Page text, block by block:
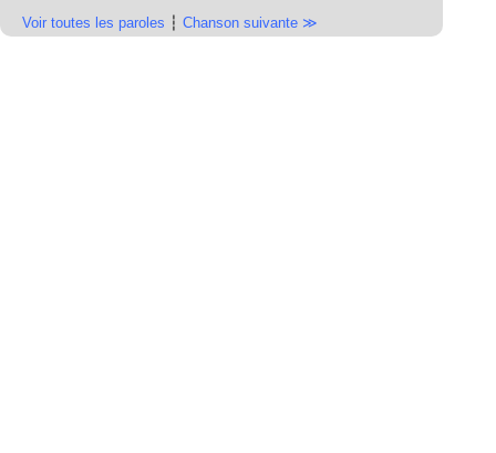
Voir toutes les paroles ┆ Chanson suivante ≫